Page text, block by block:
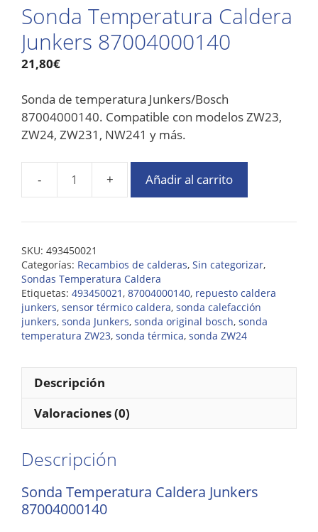
Sonda Temperatura Caldera
Junkers 87004000140
21,80€
Sonda de temperatura Junkers/Bosch
87004000140. Compatible con modelos ZW23,
ZW24, ZW231, NW241 y más.
Añadir al carrito
SKU: 493450021
Categorías: Recambios de calderas, Sin categorizar,
Sondas Temperatura Caldera
Etiquetas: 493450021, 87004000140, repuesto caldera
junkers, sensor térmico caldera, sonda calefacción
junkers, sonda Junkers, sonda original bosch, sonda
temperatura ZW23, sonda térmica, sonda ZW24
Descripción
Valoraciones (0)
Descripción
Sonda Temperatura Caldera Junkers
87004000140